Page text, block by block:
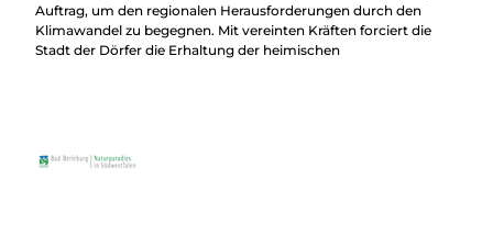
Auftrag, um den regionalen Herausforderungen durch den
Klimawandel zu begegnen. Mit vereinten Kräften forciert die
Stadt der Dörfer die Erhaltung der heimischen